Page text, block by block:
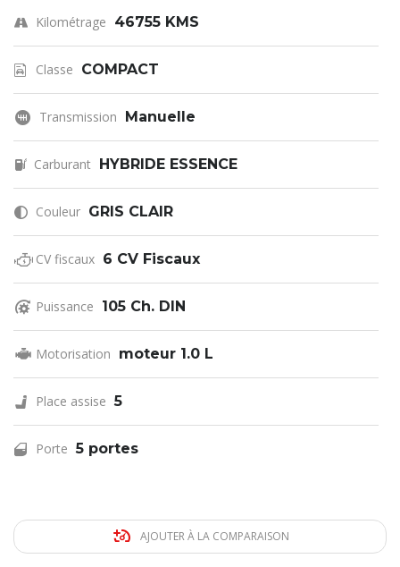
Kilométrage 46755 KMS
Classe COMPACT
Transmission Manuelle
Carburant HYBRIDE ESSENCE
Couleur GRIS CLAIR
CV fiscaux 6 CV Fiscaux
Puissance 105 Ch. DIN
Motorisation moteur 1.0 L
Place assise 5
Porte 5 portes
AJOUTER À LA COMPARAISON